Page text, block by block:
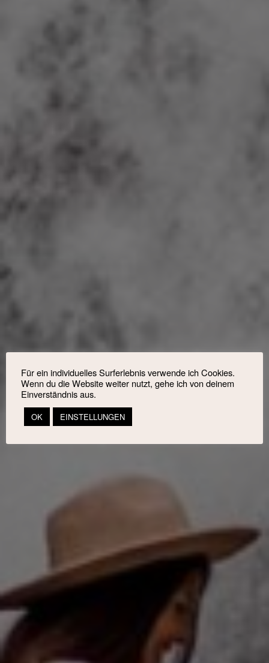
Für ein individuelles Surferlebnis verwende ich Cookies.
Wenn du die Website weiter nutzt, gehe ich von deinem
Einverständnis aus.
OK EINSTELLUNGEN